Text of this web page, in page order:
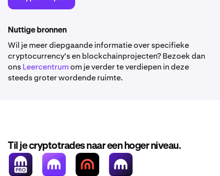
Nuttige bronnen
Wil je meer diepgaande informatie over specifieke
cryptocurrency's en blockchainprojecten? Bezoek dan
onsLeercentrumom je verder te verdiepen in deze
steeds groter wordende ruimte.
Til je cryptotrades naar een hoger niveau.